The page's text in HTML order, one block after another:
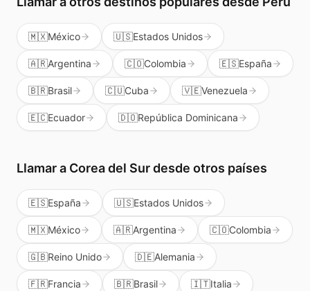
🇲🇽México 🇺🇸Estados Unidos
🇦🇷Argentina 🇨🇴Colombia 🇪🇸España
🇧🇷Brasil 🇨🇺Cuba 🇻🇪Venezuela
🇪🇨Ecuador 🇩🇴República Dominicana
Llamar a Corea del Surdesde otros países
🇪🇸España 🇺🇸Estados Unidos
🇲🇽México 🇦🇷Argentina 🇨🇴Colombia
🇬🇧Reino Unido 🇩🇪Alemania
🇫🇷Francia 🇧🇷Brasil 🇮🇹Italia